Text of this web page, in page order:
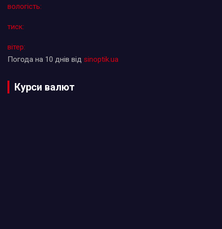
вологість:
тиск:
вітер:
Погода на 10 днів від sinoptik.ua
Курси валют